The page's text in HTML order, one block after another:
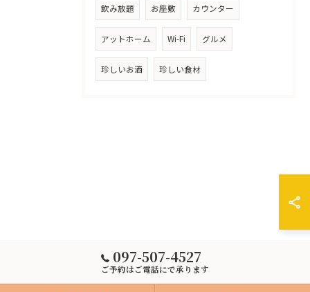
飲み放題 お座敷 カウンター
アットホーム Wi-Fi グルメ
珍しいお酒 珍しい食材
097-507-4527
ご予約はご電話にで承ります